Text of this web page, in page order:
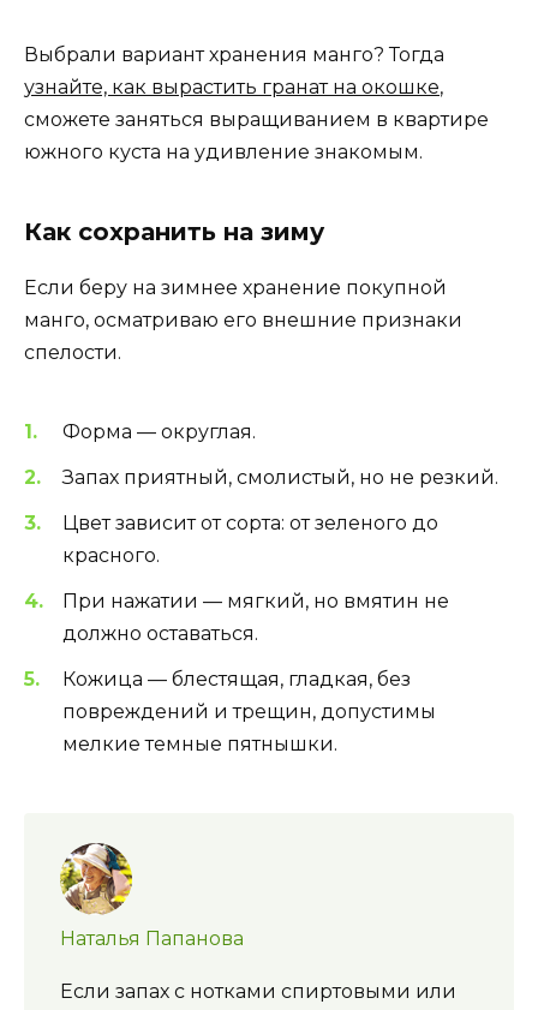
Выбрали вариант хранения манго? Тогда
узнайте, как вырастить гранат на окошке,
сможете заняться выращиванием в квартире
южного куста на удивление знакомым.
Как сохранить на зиму
Если беру на зимнее хранение покупной
манго, осматриваю его внешние признаки
спелости.
Форма — округлая.
Запах приятный, смолистый, но не резкий.
Цвет зависит от сорта: от зеленого до
красного.
При нажатии — мягкий, но вмятин не
должно оставаться.
Кожица — блестящая, гладкая, без
повреждений и трещин, допустимы
мелкие темные пятнышки.
Наталья Папанова
Если запах с нотками спиртовыми или